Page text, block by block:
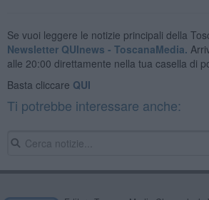
Se vuoi leggere le notizie principali della
Newsletter QUInews - ToscanaMedia.
alle 20:00 direttamente nella tua casella di
Basta cliccare QUI
Ti potrebbe interessare anche: